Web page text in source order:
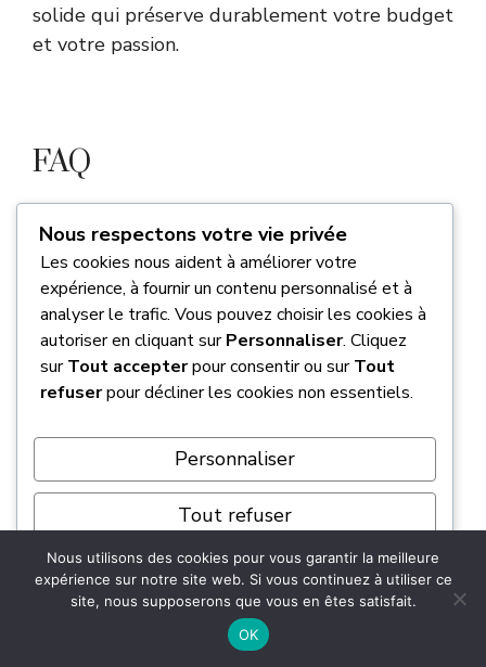
solide qui préserve durablement votre budget
et votre passion.
FAQ
Plutôt formule au tiers ou tous
risques : comment faire le bon choix
pour mon portefeuille ?
Le choix dépend surtout de la valeur de votre
machine et de votre budget. L’assurance au
que la Responsabilité Civile obligatoire. C’est
l’idéal pour une moto d’occasion de faible
valeur. À l’inverse, le tous risques est plus
coûteux mais vous protège efficacement,
même si vous êtes responsable d’une chute, ce
qui est indispensable pour une moto neuve ou
Nous respectons votre vie privée
Les cookies nous aident à améliorer votre
expérience, à fournir un contenu personnalisé et à
analyser le trafic. Vous pouvez choisir les cookies à
autoriser en cliquant surPersonnaliser. Cliquez
surTout accepterpour consentir ou surTout
refuserpour décliner les cookies non essentiels.
Personnaliser
Tout refuser
Tout accepter
Nous utilisons des cookies pour vous garantir la meilleure
expérience sur notre site web. Si vous continuez à utiliser ce
site, nous supposerons que vous en êtes satisfait.
OK